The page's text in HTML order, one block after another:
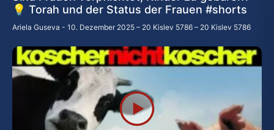
💡 Torah und der Status der Frauen #shorts
Ariela Guseva 10. Dezember 2025 – 20 Kislev 5786 – 20 Kislev 5786